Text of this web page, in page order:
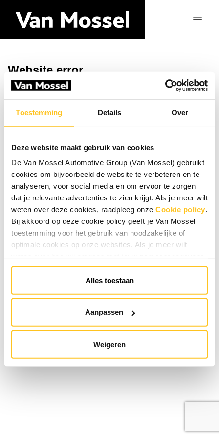
Toestemming Details Over
Deze website maakt gebruik van cookies
De Van Mossel Automotive Group (Van Mossel) gebruikt
cookies om bijvoorbeeld de website te verbeteren en te
analyseren, voor social media en om ervoor te zorgen
dat je relevante advertenties te zien krijgt. Als je meer wilt
weten over deze cookies, raadpleeg onze Cookie policy.
Bij akkoord op deze cookie policy geeft je Van Mossel
toestemming voor het gebruik van noodzakelijke of
optimale cookies op onze websites. Als je meer wilt
raadpleeg onzePrivacyverklaring. Je kunt de cookie
instellingen te allen tijde aanpassen via de link onderaan
de website.
Alles toestaan
Aanpassen
Weigeren
Website error